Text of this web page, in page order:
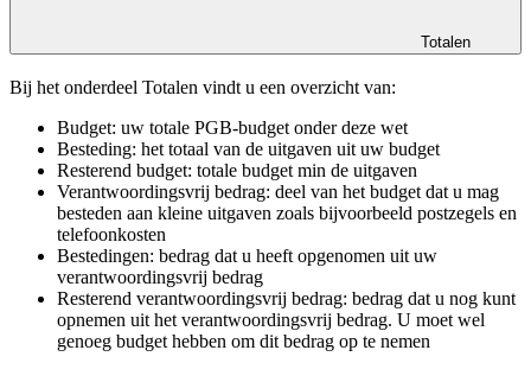
Totalen
Bij het onderdeel Totalen vindt u een overzicht van:
Budget: uw totale PGB-budget onder deze wet
Besteding: het totaal van de uitgaven uit uw budget
Resterend budget: totale budget min de uitgaven
Verantwoordingsvrij bedrag: deel van het budget dat u mag
besteden aan kleine uitgaven zoals bijvoorbeeld postzegels en
telefoonkosten
Bestedingen: bedrag dat u heeft opgenomen uit uw
verantwoordingsvrij bedrag
Resterend verantwoordingsvrij bedrag: bedrag dat u nog kunt
opnemen uit het verantwoordingsvrij bedrag. U moet wel
genoeg budget hebben om dit bedrag op te nemen